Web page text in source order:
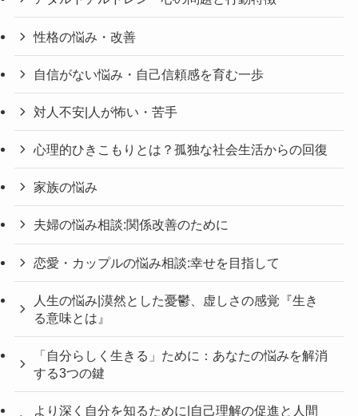
性格の悩み・改善
自信がない悩み・自己信頼感を育む一歩
対人不安|人が怖い・苦手
心理的ひきこもりとは？孤独な社会生活からの回復
家族の悩み
夫婦の悩み相談:関係改善のために
恋愛・カップルの悩み相談:幸せを目指して
人生の悩み|漠然とした憂鬱、虚しさの感覚『生き
る意味とは』
「自分らしく生きる」ために：あなたの悩みを解消
する3つの鍵
より深く自分を知るために|自己理解の促進と人間